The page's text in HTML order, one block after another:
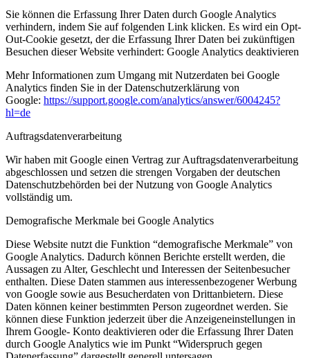
Sie können die Erfassung Ihrer Daten durch Google Analytics
verhindern, indem Sie auf folgenden Link klicken. Es wird ein Opt-
Out-Cookie gesetzt, der die Erfassung Ihrer Daten bei zukünftigen
Besuchen dieser Website verhindert: Google Analytics deaktivieren
Mehr Informationen zum Umgang mit Nutzerdaten bei Google
Analytics finden Sie in der Datenschutzerklärung von
Google: https://support.google.com/analytics/answer/6004245?
hl=de
Auftragsdatenverarbeitung
Wir haben mit Google einen Vertrag zur Auftragsdatenverarbeitung
abgeschlossen und setzen die strengen Vorgaben der deutschen
Datenschutzbehörden bei der Nutzung von Google Analytics
vollständig um.
Demografische Merkmale bei Google Analytics
Diese Website nutzt die Funktion “demografische Merkmale” von
Google Analytics. Dadurch können Berichte erstellt werden, die
Aussagen zu Alter, Geschlecht und Interessen der Seitenbesucher
enthalten. Diese Daten stammen aus interessenbezogener Werbung
von Google sowie aus Besucherdaten von Drittanbietern. Diese
Daten können keiner bestimmten Person zugeordnet werden. Sie
können diese Funktion jederzeit über die Anzeigeneinstellungen in
Ihrem Google- Konto deaktivieren oder die Erfassung Ihrer Daten
durch Google Analytics wie im Punkt “Widerspruch gegen